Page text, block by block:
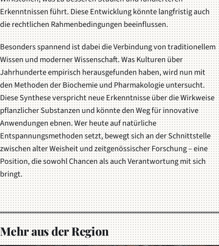
Erkenntnissen führt. Diese Entwicklung könnte langfristig auch
die rechtlichen Rahmenbedingungen beeinflussen.
Besonders spannend ist dabei die Verbindung von traditionellem
Wissen und moderner Wissenschaft. Was Kulturen über
Jahrhunderte empirisch herausgefunden haben, wird nun mit
den Methoden der Biochemie und Pharmakologie untersucht.
Diese Synthese verspricht neue Erkenntnisse über die Wirkweise
pflanzlicher Substanzen und könnte den Weg für innovative
Anwendungen ebnen. Wer heute auf natürliche
Entspannungsmethoden setzt, bewegt sich an der Schnittstelle
zwischen alter Weisheit und zeitgenössischer Forschung – eine
Position, die sowohl Chancen als auch Verantwortung mit sich
bringt.
Mehr aus der Region